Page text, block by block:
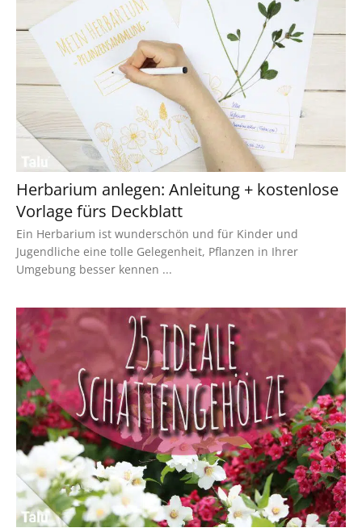
Herbarium anlegen: Anleitung + kostenlose
Vorlage fürs Deckblatt
Ein Herbarium ist wunderschön und für Kinder und
Jugendliche eine tolle Gelegenheit, Pflanzen in Ihrer
Umgebung besser kennen ...